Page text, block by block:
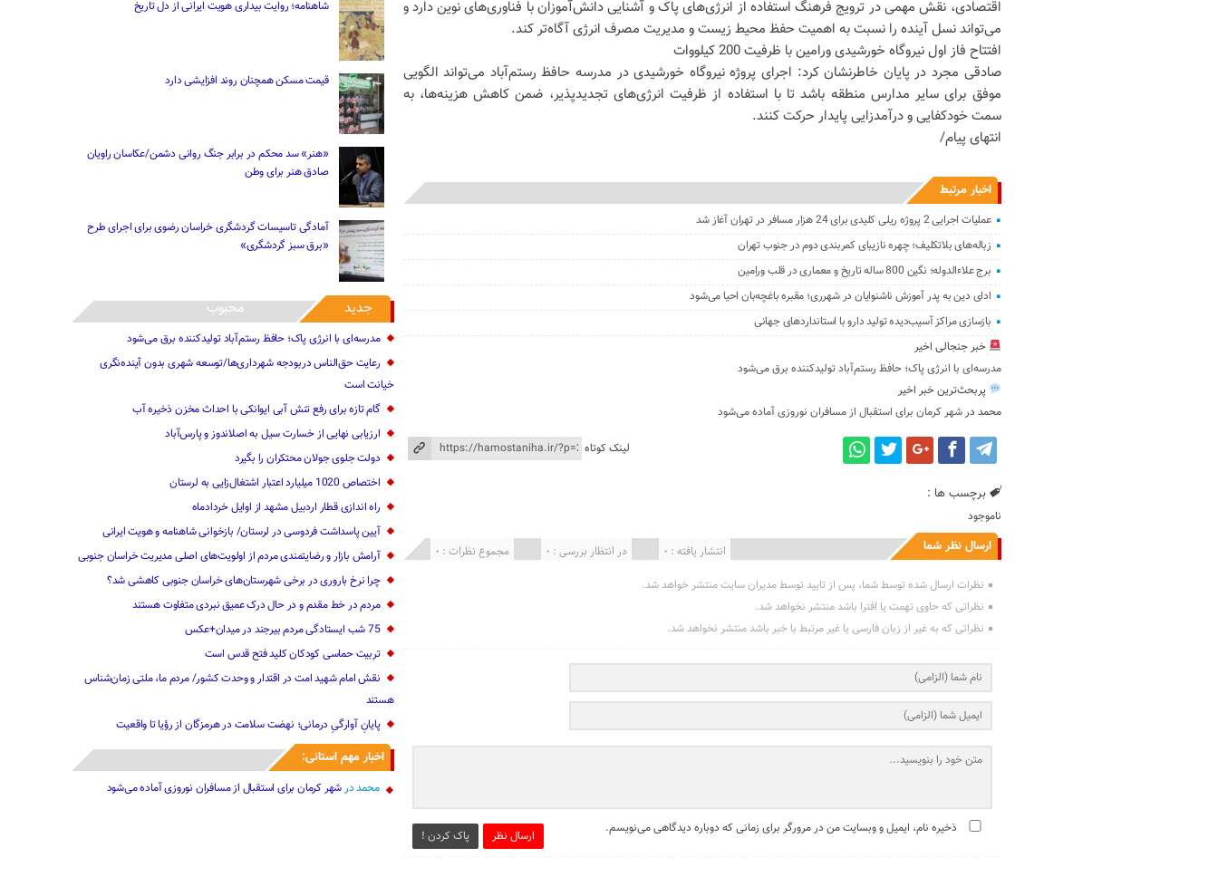
اقتصادی، نقش مهمی در ترویج فرهنگ استفاده از انرژی‌های پاک و آشنایی دانش‌آموزان با فناوری‌های نوین دارد و
می‌تواند نسل آینده را نسبت به اهمیت حفظ محیط زیست و مدیریت مصرف انرژی آگاه‌تر کند.
افتتاح فاز اول نیروگاه خورشیدی ورامین با ظرفیت 200 کیلووات
صادقی مجرد در پایان خاطرنشان کرد: اجرای پروژه نیروگاه خورشیدی در مدرسه حافظ رستم‌آباد می‌تواند الگویی
موفق برای سایر مدارس منطقه باشد تا با استفاده از ظرفیت انرژی‌های تجدیدپذیر، ضمن کاهش هزینه‌ها، به
سمت خودکفایی و درآمدزایی پایدار حرکت کنند.
انتهای پیام/
اخبار مرتبط
عملیات اجرایی 2 پروژه ریلی کلیدی برای 24 هزار مسافر در تهران آغاز شد
زباله‌های بلاتکلیف؛ چهره نازیبای کمربندی دوم در جنوب تهران
برج علاءالدوله؛ نگین 800 ساله تاریخ و معماری در قلب ورامین
ادای دین به پدر آموزش ناشنوایان در شهرری؛ مقبره باغچه‌بان احیا می‌شود
بازسازی مراکز آسیب‌دیده تولید دارو با استانداردهای جهانی
خبر جنجالی اخیر
مدرسه‌ای با انرژی پاک؛ حافظ رستم‌آباد تولیدکننده برق می‌شود
پربحث‌ترین خبر اخیر
محمد درشهر کرمان برای استقبال از مسافران نوروزی آماده می‌شود
لینک کوتاه
برچسب ها :
ناموجود
ارسال نظر شما مجموع نظرات : 0 در انتظار بررسی : 0 انتشار یافته : 0
نظرات ارسال شده توسط شما، پس از تایید توسط مدیران سایت منتشر خواهد شد.
نظراتی که حاوی تهمت یا افترا باشد منتشر نخواهد شد.
نظراتی که به غیر از زبان فارسی یا غیر مرتبط با خبر باشد منتشر نخواهد شد.
ارسال نظر پاک کردن ! ذخیره نام، ایمیل و وبسایت من در مرورگر برای زمانی که دوباره دیدگاهی می‌نویسم.
شاهنامه؛ روایت بیداری هویت ایرانی از دل تاریخ
قیمت مسکن همچنان روند افزایشی دارد
«هنر» سد محکم در برابر جنگ روانی دشمن/عکاسان راویان
صادق هنر برای وطن
آمادگی تاسیسات گردشگری خراسان رضوی برای اجرای طرح
«برق سبز گردشگری»
جدید محبوب
مدرسه‌ای با انرژی پاک؛ حافظ رستم‌آباد تولیدکننده برق می‌شود
رعایت حق‌الناس دربودجه شهرداری‌ها/توسعه شهری بدون آینده‌نگری
خیانت است
گام تازه برای رفع تنش آبی ایوانکی با احداث مخزن ذخیره آب
ارزیابی نهایی از خسارت سیل به اصلاندوز و پارس‌آباد
دولت جلوی جولان محتکران را بگیرد
اختصاص 1020 میلیارد اعتبار اشتغال‌زایی به لرستان
راه اندازی قطار اردبیل مشهد از اوایل خردادماه
آیین پاسداشت فردوسی در لرستان/ بازخوانی شاهنامه و هویت ایرانی
آرامش بازار و رضایتمندی مردم از اولویت‌های اصلی مدیریت خراسان جنوبی
چرا نرخ باروری در برخی شهرستان‌های خراسان جنوبی کاهشی شد؟
مردم در خط مقدم و در حال درک عمیق نبردی متفاوت هستند
75 شب ایستادگی مردم بیرجند در میدان+عکس
تربیت حماسی کودکان کلید فتح قدس است
نقش امام شهید امت در اقتدار و وحدت کشور/ مردم ما، ملتی زمان‌شناس
هستند
پایانِ آوارگیِ درمانی؛ نهضت سلامت در هرمزگان از رؤیا تا واقعیت
اخبار مهم استانی:
محمددر شهر کرمان برای استقبال از مسافران نوروزی آماده می‌شود